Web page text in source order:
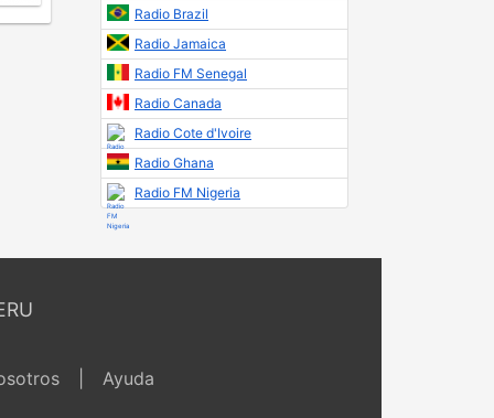
Radio Brazil
Radio Jamaica
Radio FM Senegal
Radio Canada
Radio Cote d'Ivoire
Radio Ghana
Radio FM Nigeria
Ayuda